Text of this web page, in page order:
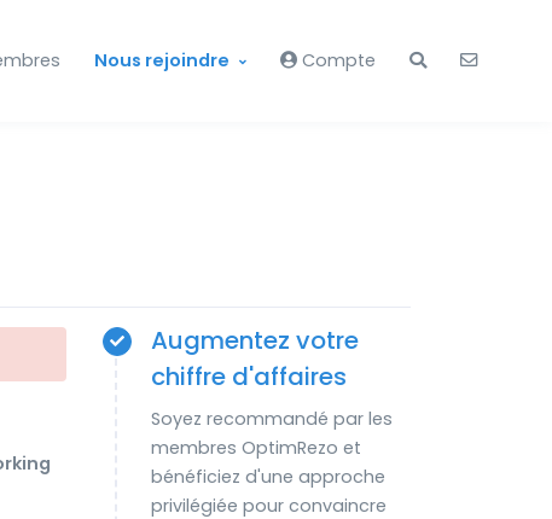
Nous rejoindre Compte
Augmentez votre
chiffre d'affaires
Soyez recommandé par les
membres OptimRezo et
bénéficiez d'une approche
privilégiée pour convaincre